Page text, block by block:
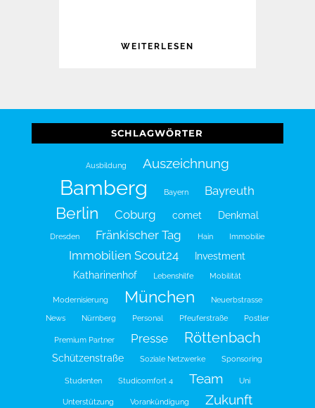
WEITERLESEN
SCHLAGWÖRTER
Ausbildung Auszeichnung
Bamberg Bayern Bayreuth
Berlin Coburg comet Denkmal
Dresden Fränkischer Tag Hain Immobilie
Immobilien Scout24
Investment
Katharinenhof
Lebenshilfe Mobilität
Modernisierung München Neuerbstrasse
News Nürnberg Personal Pfeuferstraße Postler
Premium Partner Presse Röttenbach
Schützenstraße Soziale Netzwerke Sponsoring
Studenten Studicomfort 4 Team Uni
Unterstützung Vorankündigung Zukunft